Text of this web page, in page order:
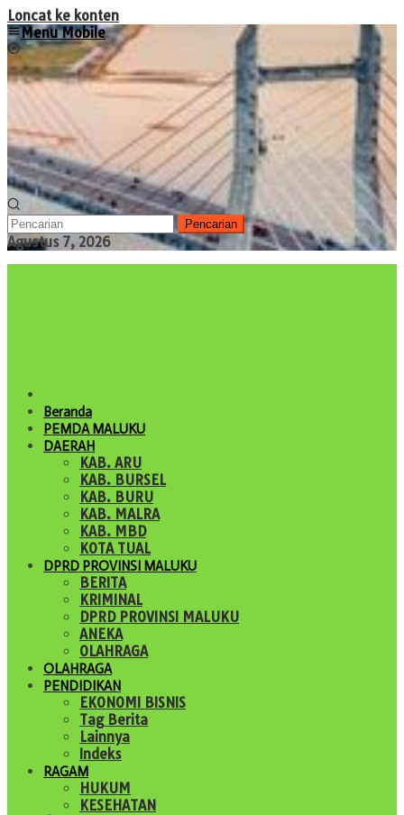
Loncat ke konten
Menu Mobile
Pencarian
Agustus 7, 2026
Beranda
PEMDA MALUKU
DAERAH
KAB. ARU
KAB. BURSEL
KAB. BURU
KAB. MALRA
KAB. MBD
KOTA TUAL
DPRD PROVINSI MALUKU
BERITA
KRIMINAL
DPRD PROVINSI MALUKU
ANEKA
OLAHRAGA
OLAHRAGA
PENDIDIKAN
EKONOMI BISNIS
Tag Berita
Lainnya
Indeks
RAGAM
HUKUM
KESEHATAN